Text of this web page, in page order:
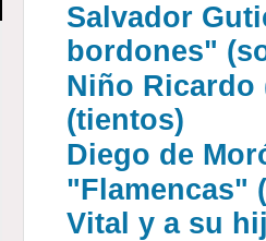
Salvador
bordones"
Niño
(tientos)
Diego de
"Flamencas"
Vital y a su